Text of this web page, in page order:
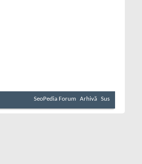
SeoPedia Forum Arhivă Sus